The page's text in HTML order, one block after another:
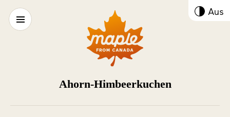
Aus
Ahorn-Himbeerkuchen